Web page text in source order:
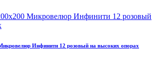
Инфинити 12 розовый на высоких опорах